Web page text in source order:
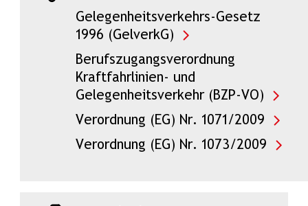
Gelegenheitsverkehrs-Gesetz
1996 (GelverkG)
Berufszugangsverordnung
Kraftfahrlinien- und
Gelegenheitsverkehr (BZP-VO)
Verordnung (EG) Nr. 1071/2009
Verordnung (EG) Nr. 1073/2009